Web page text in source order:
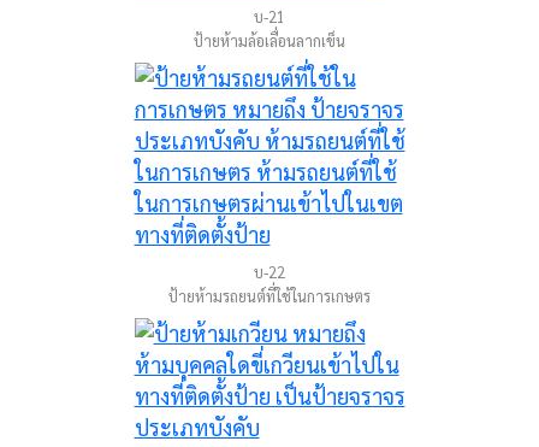
บ-21
ป้ายห้ามล้อเลื่อนลากเข็น
บ-22
ป้ายห้ามรถยนต์ที่ใช้ในการเกษตร